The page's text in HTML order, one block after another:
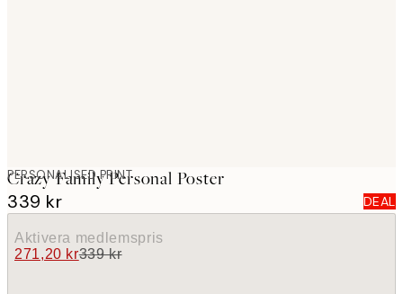
PERSONALISED PRINT
Crazy Family Personal Poster
339 kr DEAL
Aktivera medlemspris
271,20 kr339 kr